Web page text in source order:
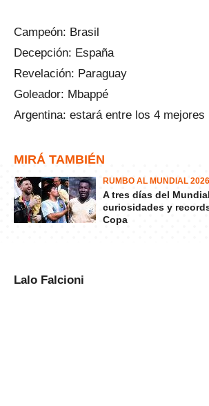
Campeón: Brasil
Decepción: España
Revelación: Paraguay
Goleador: Mbappé
Argentina: estará entre los 4 mejores
MIRÁ TAMBIÉN
RUMBO AL MUNDIAL 2026
A tres días del
curiosidades y
Copa
Lalo Falcioni